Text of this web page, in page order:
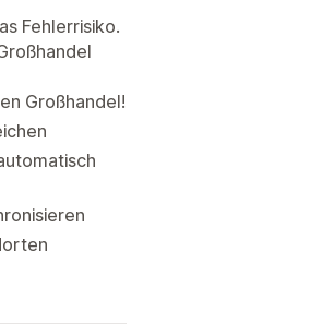
Fehlerrisiko.
Großhandel!